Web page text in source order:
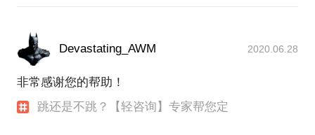
Devastating_AWM 2020.06.28
非常感谢您的帮助！
跳还是不跳？【轻咨询】专家帮您定